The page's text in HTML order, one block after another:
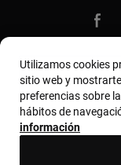
País y
Utilizamos cookies
sitio web y
preferencias sobre
hábitos de
información